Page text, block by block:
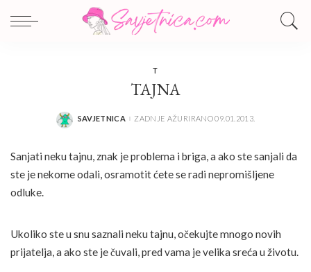
T
TAJNA
POSTED
SAVJETNICA ZADNJE AŽURIRANO 09.01.2013.
Sanjati neku tajnu, znak je problema i briga, a ako ste sanjali da
ste je nekome odali, osramotit ćete se radi nepromišljene
odluke.
Ukoliko ste u snu saznali neku tajnu, očekujte mnogo novih
prijatelja, a ako ste je čuvali, pred vama je velika sreća u životu.